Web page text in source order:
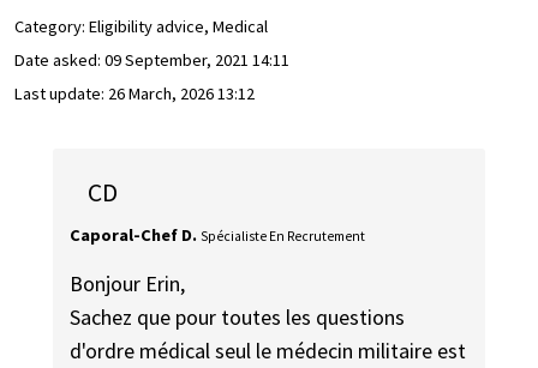
Category: Eligibility advice, Medical
Date asked: 09 September, 2021 14:11
Last update: 26 March, 2026 13:12
CD
Caporal-Chef D. Spécialiste En Recrutement
Bonjour Erin,
Sachez que pour toutes les questions
d'ordre médical seul le médecin militaire est